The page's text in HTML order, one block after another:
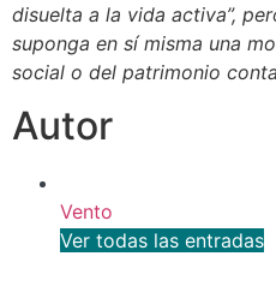
disuelta a la vida activa”,
suponga en sí misma una
social o del patrimonio
Autor
Vento
Ver todas las entradas